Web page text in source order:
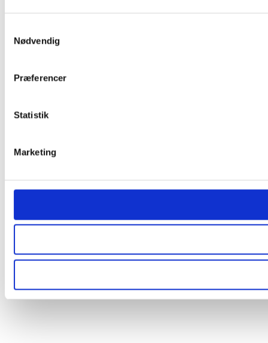
Nødvendig
Præferencer
Statistik
Marketing